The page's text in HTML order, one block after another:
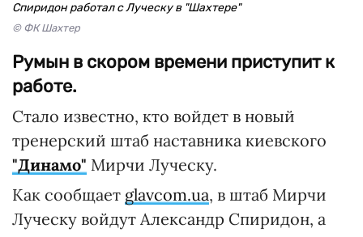
Спиридон работал с Луческу в "Шахтере"
© ФК Шахтер
Румын в скором времени приступит к
работе.
Стало известно, кто войдет в новый
тренерский штаб наставника киевского
"Динамо" Мирчи Луческу.
Как сообщает glavcom.ua, в штаб Мирчи
Луческу войдут Александр Спиридон, а